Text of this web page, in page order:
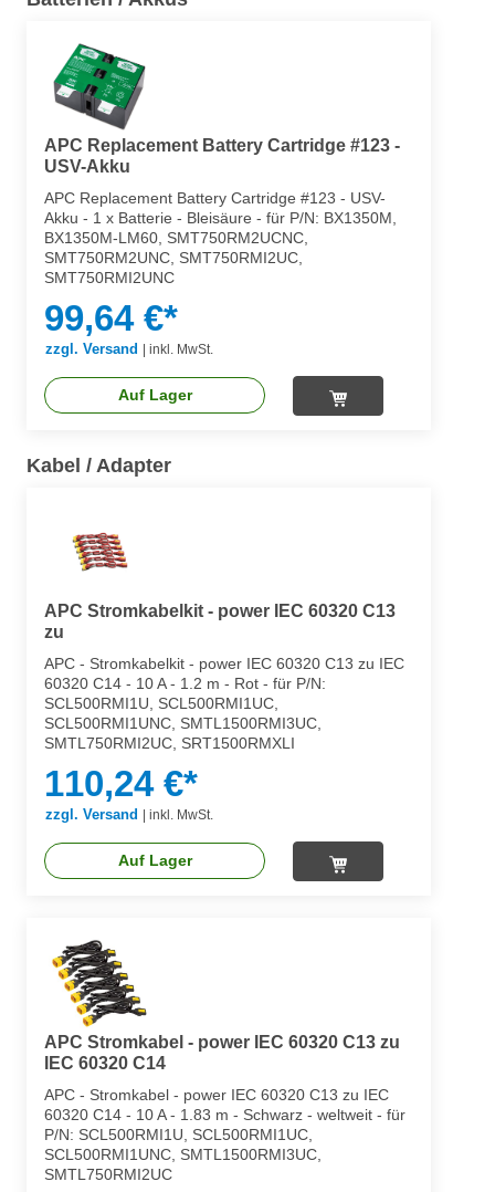
APC Replacement Battery Cartridge #123 -
USV-Akku
APC Replacement Battery Cartridge #123 - USV-
Akku - 1 x Batterie - Bleisäure - für P/N: BX1350M,
BX1350M-LM60, SMT750RM2UCNC,
SMT750RM2UNC, SMT750RMI2UC,
SMT750RMI2UNC
99,64 €*
zzgl. Versand inkl. MwSt.
Auf Lager
Kabel / Adapter
APC Stromkabelkit - power IEC 60320 C13
zu
APC - Stromkabelkit - power IEC 60320 C13 zu IEC
60320 C14 - 10 A - 1.2 m - Rot - für P/N:
SCL500RMI1U, SCL500RMI1UC,
SCL500RMI1UNC, SMTL1500RMI3UC,
SMTL750RMI2UC, SRT1500RMXLI
110,24 €*
zzgl. Versand inkl. MwSt.
Auf Lager
APC Stromkabel - power IEC 60320 C13 zu
IEC 60320 C14
APC - Stromkabel - power IEC 60320 C13 zu IEC
60320 C14 - 10 A - 1.83 m - Schwarz - weltweit - für
P/N: SCL500RMI1U, SCL500RMI1UC,
SCL500RMI1UNC, SMTL1500RMI3UC,
SMTL750RMI2UC